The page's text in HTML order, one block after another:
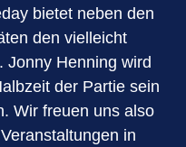
bietet neben den
den vielleicht
Jonny Henning wird
der Partie sein
Wir freuen uns also
in